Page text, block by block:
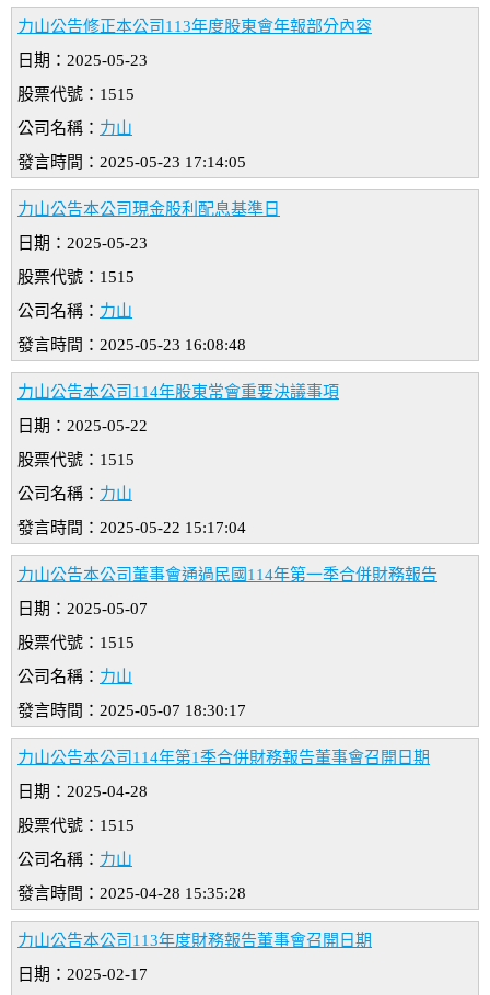
力山公告修正本公司113年度股東會年報部分內容
日期：2025-05-23
股票代號：1515
公司名稱： 力山
發言時間：2025-05-23 17:14:05
力山公告本公司現金股利配息基準日
日期：2025-05-23
股票代號：1515
公司名稱： 力山
發言時間：2025-05-23 16:08:48
力山公告本公司114年股東常會重要決議事項
日期：2025-05-22
股票代號：1515
公司名稱： 力山
發言時間：2025-05-22 15:17:04
力山公告本公司董事會通過民國114年第一季合併財務報告
日期：2025-05-07
股票代號：1515
公司名稱： 力山
發言時間：2025-05-07 18:30:17
力山公告本公司114年第1季合併財務報告董事會召開日期
日期：2025-04-28
股票代號：1515
公司名稱： 力山
發言時間：2025-04-28 15:35:28
力山公告本公司113年度財務報告董事會召開日期
日期：2025-02-17